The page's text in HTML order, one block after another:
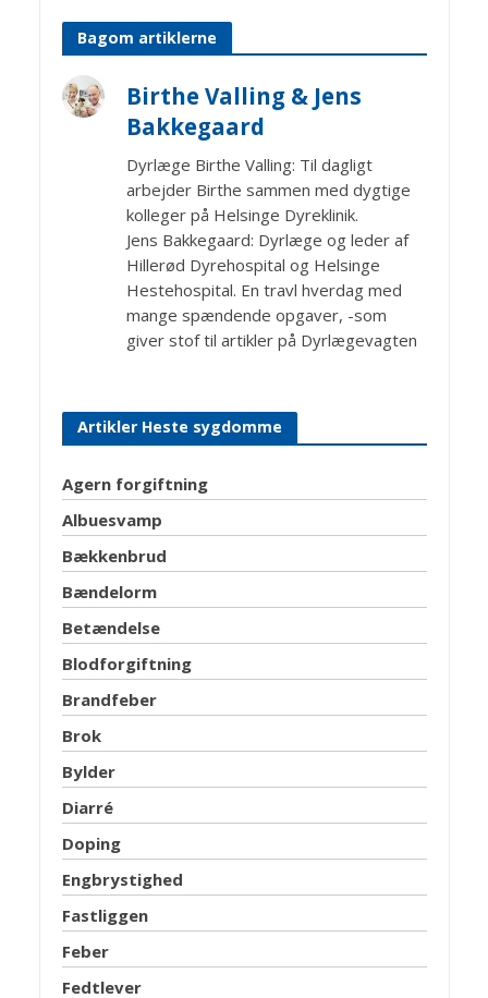
Bagom artiklerne
Birthe Valling & Jens
Bakkegaard
Dyrlæge Birthe Valling: Til dagligt
arbejder Birthe sammen med dygtige
kolleger på Helsinge Dyreklinik.
Jens Bakkegaard: Dyrlæge og leder af
Hillerød Dyrehospital og Helsinge
Hestehospital. En travl hverdag med
mange spændende opgaver, -som
giver stof til artikler på Dyrlægevagten
Artikler Heste sygdomme
Agern forgiftning
Albuesvamp
Bækkenbrud
Bændelorm
Betændelse
Blodforgiftning
Brandfeber
Brok
Bylder
Diarré
Doping
Engbrystighed
Fastliggen
Feber
Fedtlever